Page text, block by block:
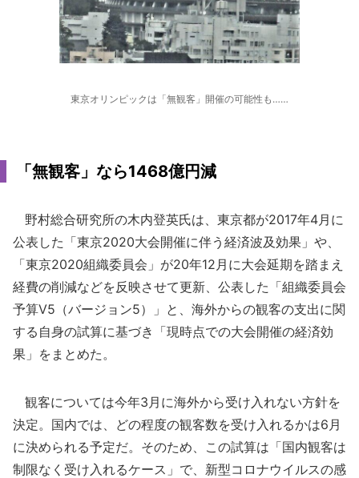
東京オリンピックは「無観客」開催の可能性も……
「無観客」なら1468億円減
野村総合研究所の木内登英氏は、東京都が2017年4月に
公表した「東京2020大会開催に伴う経済波及効果」や、
「東京2020組織委員会」が20年12月に大会延期を踏まえ
経費の削減などを反映させて更新、公表した「組織委員会
予算V5（バージョン5）」と、海外からの観客の支出に関
する自身の試算に基づき「現時点での大会開催の経済効
果」をまとめた。
観客については今年3月に海外から受け入れない方針を
決定。国内では、どの程度の観客数を受け入れるかは6月
に決められる予定だ。そのため、この試算は「国内観客は
制限なく受け入れるケース」で、新型コロナウイルスの感